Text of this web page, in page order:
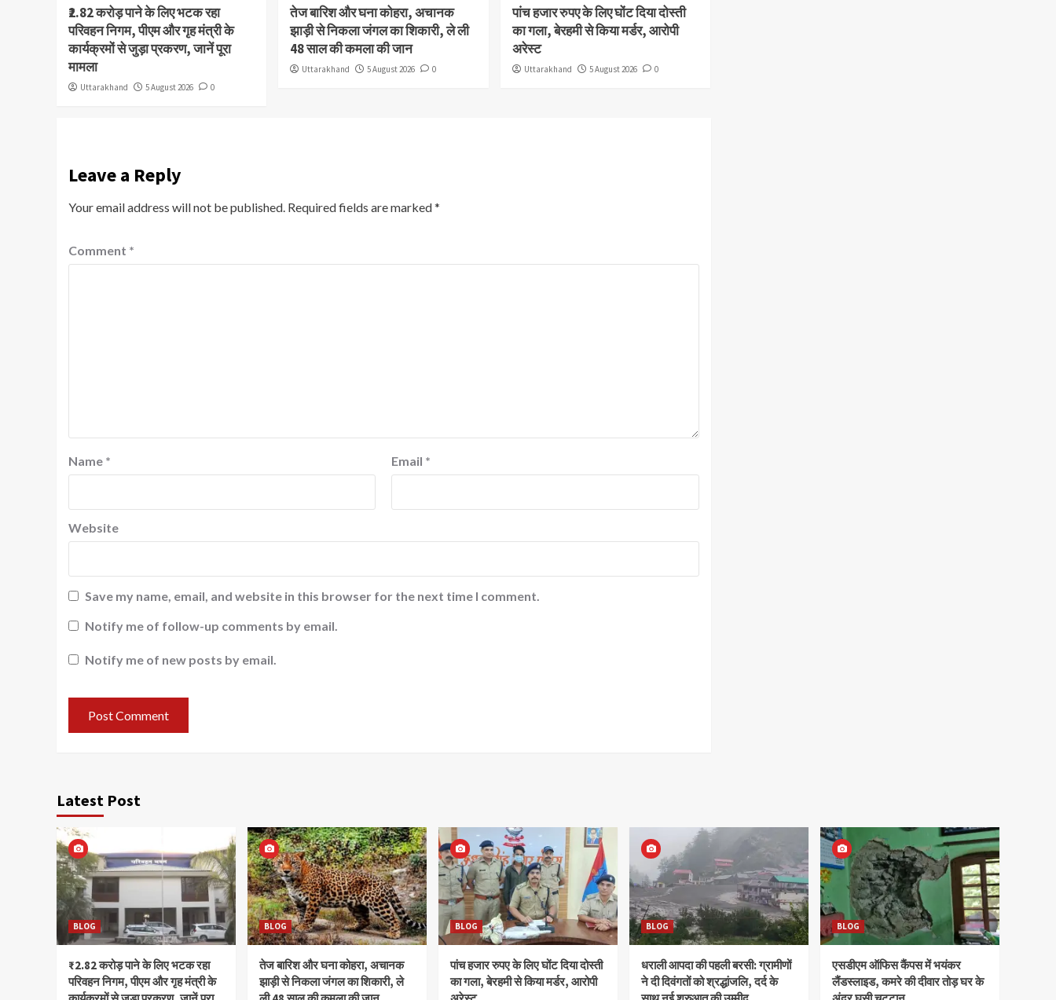
₹2.82 करोड़ पाने के लिए भटक रहा
परिवहन निगम, पीएम और गृह मंत्री के
कार्यक्रमों से जुड़ा प्रकरण, जानें पूरा
मामला
Uttarakhand 5 August 2026 0
तेज बारिश और घना कोहरा, अचानक
झाड़ी से निकला जंगल का शिकारी, ले ली
48 साल की कमला की जान
Uttarakhand 5 August 2026 0
पांच हजार रुपए के लिए घोंट दिया दोस्ती
का गला, बेरहमी से किया मर्डर, आरोपी
अरेस्ट
Uttarakhand 5 August 2026 0
Leave a Reply
Your email address will not be published. Required fields are marked*
Comment *
Name * Email *
Website
Save my name, email, and website in this browser for the next time I comment.
Notify me of follow-up comments by email.
Notify me of new posts by email.
Latest Post
BLOG
₹2.82 करोड़ पाने के लिए भटक रहा
परिवहन निगम, पीएम और गृह मंत्री के
BLOG
तेज बारिश और घना कोहरा, अचानक
झाड़ी से निकला जंगल का शिकारी, ले
BLOG
पांच हजार रुपए के लिए घोंट दिया दोस्ती
का गला, बेरहमी से किया मर्डर, आरोपी
BLOG
धराली आपदा की पहली बरसी: ग्रामीणों
ने दी दिवंगतों को श्रद्धांजलि, दर्द के
BLOG
एसडीएम ऑफिस कैंपस में भयंकर
लैंडस्लाइड, कमरे की दीवार तोड़ घर के